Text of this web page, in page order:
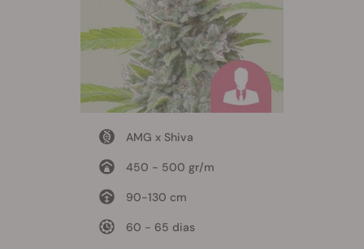
AMG x Shiva
450 - 500 gr/m
90-130 cm
60 - 65 dias